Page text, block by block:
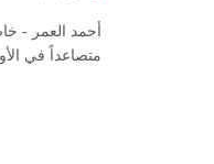
أحمد العمر -
متصاعداً في